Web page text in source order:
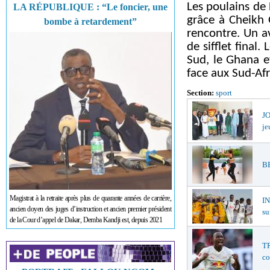
LA RÉPUBLIQUE : “Le foncier, une
bombe à retardement”
Magistrat à la retraite après plus de quarante années de carrière,
ancien doyen des juges d’instruction et ancien premier président
de la Cour d’appel de Dakar, Demba Kandji est, depuis 2021
Les poulains
grâce à
rencontre. Un
de sifflet final.
Sud, le Ghana
face aux Sud-
Section: sport